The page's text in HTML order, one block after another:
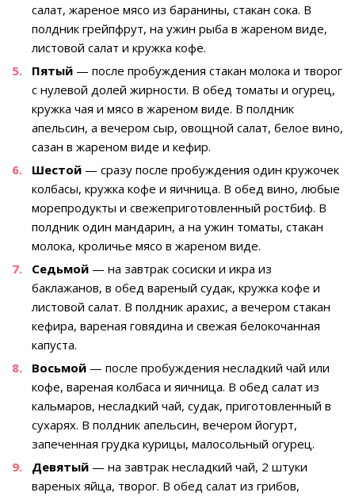
салат, жареное мясо из баранины, стакан сока. В
полдник грейпфрут, на ужин рыба в жареном виде,
листовой салат и кружка кофе.
Пятый — после пробуждения стакан молока и творог
с нулевой долей жирности. В обед томаты и огурец,
кружка чая и мясо в жареном виде. В полдник
апельсин, а вечером сыр, овощной салат, белое вино,
сазан в жареном виде и кефир.
Шестой — сразу после пробуждения один кружочек
колбасы, кружка кофе и яичница. В обед вино, любые
морепродукты и свежеприготовленный ростбиф. В
полдник один мандарин, а на ужин томаты, стакан
молока, кроличье мясо в жареном виде.
Седьмой — на завтрак сосиски и икра из
баклажанов, в обед вареный судак, кружка кофе и
листовой салат. В полдник арахис, а вечером стакан
кефира, вареная говядина и свежая белокочанная
капуста.
Восьмой — после пробуждения несладкий чай или
кофе, вареная колбаса и яичница. В обед салат из
кальмаров, несладкий чай, судак, приготовленный в
сухарях. В полдник апельсин, вечером йогурт,
запеченная грудка курицы, малосольный огурец.
Девятый — на завтрак несладкий чай, 2 штуки
вареных яйца, творог. В обед салат из грибов,